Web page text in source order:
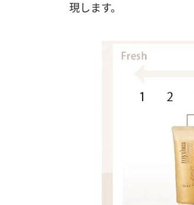
現します。